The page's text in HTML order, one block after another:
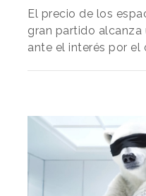
El precio de los
gran partido alcanza
ante el interés por el